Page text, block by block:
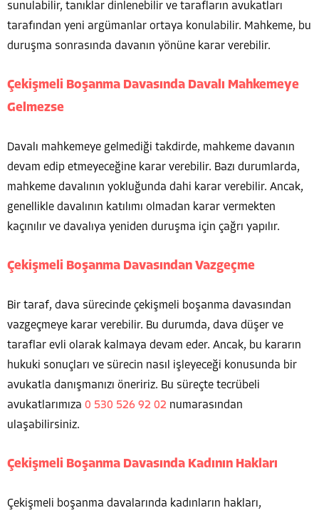
sunulabilir, tanıklar dinlenebilir ve tarafların avukatları
tarafından yeni argümanlar ortaya konulabilir. Mahkeme, bu
duruşma sonrasında davanın yönüne karar verebilir.
Çekişmeli Boşanma Davasında Davalı Mahkemeye
Gelmezse
Davalı mahkemeye gelmediği takdirde, mahkeme davanın
devam edip etmeyeceğine karar verebilir. Bazı durumlarda,
mahkeme davalının yokluğunda dahi karar verebilir. Ancak,
genellikle davalının katılımı olmadan karar vermekten
kaçınılır ve davalıya yeniden duruşma için çağrı yapılır.
Çekişmeli Boşanma Davasından Vazgeçme
Bir taraf, dava sürecinde çekişmeli boşanma davasından
vazgeçmeye karar verebilir. Bu durumda, dava düşer ve
taraflar evli olarak kalmaya devam eder. Ancak, bu kararın
hukuki sonuçları ve sürecin nasıl işleyeceği konusunda bir
avukatla danışmanızı öneririz. Bu süreçte tecrübeli
avukatlarımıza 0 530 526 92 02 numarasından
ulaşabilirsiniz.
Çekişmeli Boşanma Davasında Kadının Hakları
Çekişmeli boşanma davalarında kadınların hakları,